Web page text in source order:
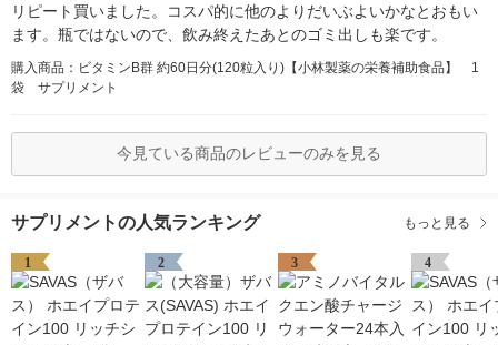
リピート買いました。コスパ的に他のよりだいぶよいかなとおもい
ます。瓶ではないので、飲み終えたあとのゴミ出しも楽です。
購入商品：ビタミンB群 約60日分(120粒入り)【小林製薬の栄養補助食品】 1
袋 サプリメント
今見ている商品のレビューのみを見る
サプリメントの人気ランキング もっと見る
1 2 3 4